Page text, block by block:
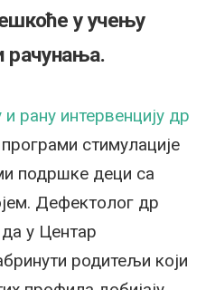
у учењу
рачунања.
рану интервенцију др
стимулације
подршке деци са
Дефектолог др
у Центар
родитељи који